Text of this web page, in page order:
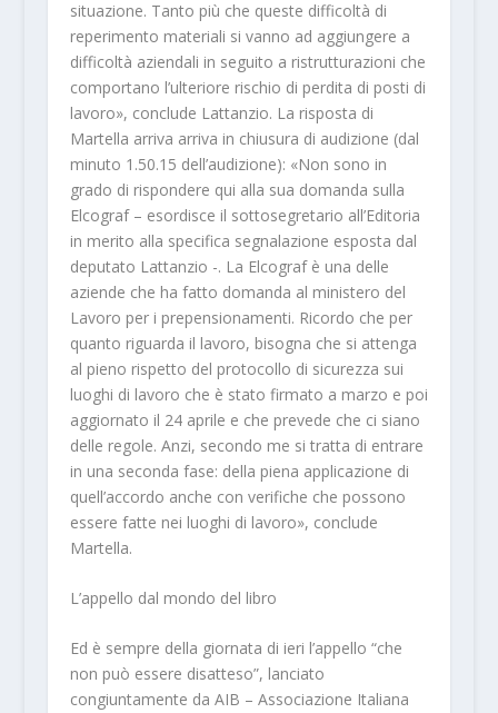
situazione. Tanto più che queste difficoltà di
reperimento materiali si vanno ad aggiungere a
difficoltà aziendali in seguito a ristrutturazioni che
comportano l’ulteriore rischio di perdita di posti di
lavoro», conclude Lattanzio. La risposta di
Martella arriva arriva in chiusura di audizione (dal
minuto 1.50.15 dell’audizione): «Non sono in
grado di rispondere qui alla sua domanda sulla
Elcograf – esordisce il sottosegretario all’Editoria
in merito alla specifica segnalazione esposta dal
deputato Lattanzio -. La Elcograf è una delle
aziende che ha fatto domanda al ministero del
Lavoro per i prepensionamenti. Ricordo che per
quanto riguarda il lavoro, bisogna che si attenga
al pieno rispetto del protocollo di sicurezza sui
luoghi di lavoro che è stato firmato a marzo e poi
aggiornato il 24 aprile e che prevede che ci siano
delle regole. Anzi, secondo me si tratta di entrare
in una seconda fase: della piena applicazione di
quell’accordo anche con verifiche che possono
essere fatte nei luoghi di lavoro», conclude
Martella.
L’appello dal mondo del libro
Ed è sempre della giornata di ieri l’appello “che
non può essere disatteso”, lanciato
congiuntamente da AIB – Associazione Italiana